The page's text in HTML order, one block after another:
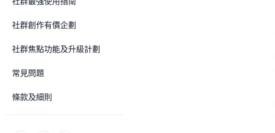
社群創作有價企劃
社群焦點功能及升級計劃
常見問題
條款及細則